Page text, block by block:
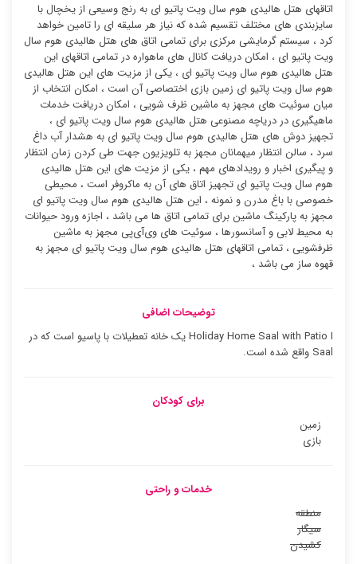
اتاقهای هتل هالیدی هوم سال ویت پاتیو ای به رنج وسیعی از یخچال با
سایزبندی های مختلف تقسیم شده که نیاز هر سلیقه ای را تامین خواهد
کرد ، سیستم گرمایشی مرکزی برای تمامی اتاق های هتل هالیدی هوم سال
ویت پاتیو ای ، امکان دریافت کانال های ماهواره در تمامی اتاقهای این
هتل هالیدی هوم سال ویت پاتیو ای ، یکی از مزیت های این هتل هالیدی
هوم سال ویت پاتیو ای زمین بازی اختصاصی آن است ، امکان انتخاب از
میان سوئیت ‌های مجهز به ماشین ظرف شویی ، امکان دریافت خدمات
ماهیگیری در دریاچه مصنوعی هتل هالیدی هوم سال ویت پاتیو ای ،
تجهیز دوش های هتل هالیدی هوم سال ویت پاتیو ای به هشدار آب داغ
سرد ، سالن انتظار میهمانان مجهز به تلویزیون جهت طی کردن زمان انتظار
و پیگیری اخبار و رویدادهای مهم ، یکی از مزیت های این هتل هالیدی
هوم سال ویت پاتیو ای تجهیز اتاق های آن به ماکروفر است ، محیطی
خصوصی با باغ مدرن و نمونه ، این هتل هالیدی هوم سال ویت پاتیو ای
مجهز به پارکینگ ماشین برای تمامی اتاق ها می باشد ، اجازه ورود حیوانات
به محیط لابی و آسانسورها ، سوئیت ‌های وی‌آی‌پی مجهز به ماشین
ظرفشویی ، تمامی اتاقهای هتل هالیدی هوم سال ویت پاتیو ای مجهز به
قهوه ساز می باشد ،
توضیحات اضافی
Holiday Home Saal with Patio I یک خانه تعطیلات با پاسیو است که در
Saal واقع شده است.
برای کودکان
زمین
بازی
خدمات و راحتی
منطقه
سیگار
کشیدن